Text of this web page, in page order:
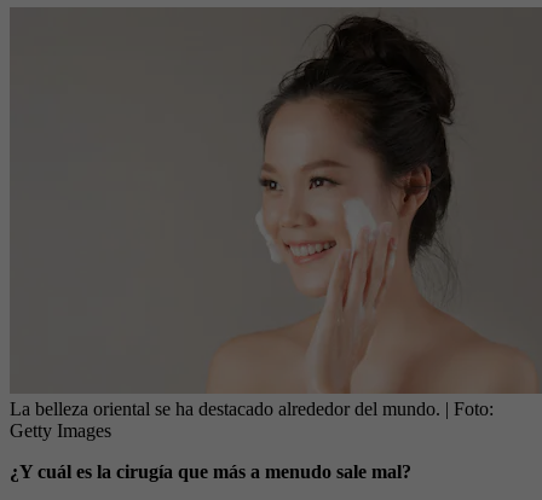
La belleza oriental se ha destacado alrededor del mundo. | Foto:
Getty Images
¿Y cuál es la cirugía que más a menudo sale mal?